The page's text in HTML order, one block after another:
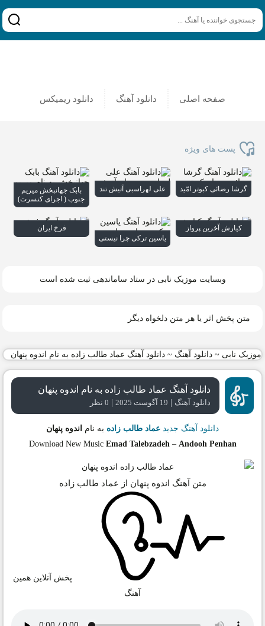
صفحه اصلی دانلود آهنگ دانلود ریمیکس
پست های ویژه
گرشا رضائی کبوتر امّید علی لهراسبی آتیش تند
بابک جهانبخش میریم
جنوب ( اجرای کنسرت)
کیارش آخرین پرواز
یاسین ترکی چرا نیستی
فرخ ایران
وبسایت موزیک نابی در ستاد ساماندهی ثبت شده است
متن پخش اثر یا هر متن دلخواه دیگر
موزیک نابی ~دانلود آهنگ ~دانلود آهنگ عماد طالب زاده به نام اندوه پنهان
دانلود آهنگ عماد طالب زاده به نام اندوه پنهان
دانلود آهنگ | 19 آگوست 2025 | 0 نظر
دانلود آهنگ جدید عماد طالب زاده به نام اندوه پنهان
Download New Music Emad Talebzadeh– Andooh Penhan
متن آهنگ اندوه پنهان از عماد طالب زاده
پخش آنلاین همین
آهنگ